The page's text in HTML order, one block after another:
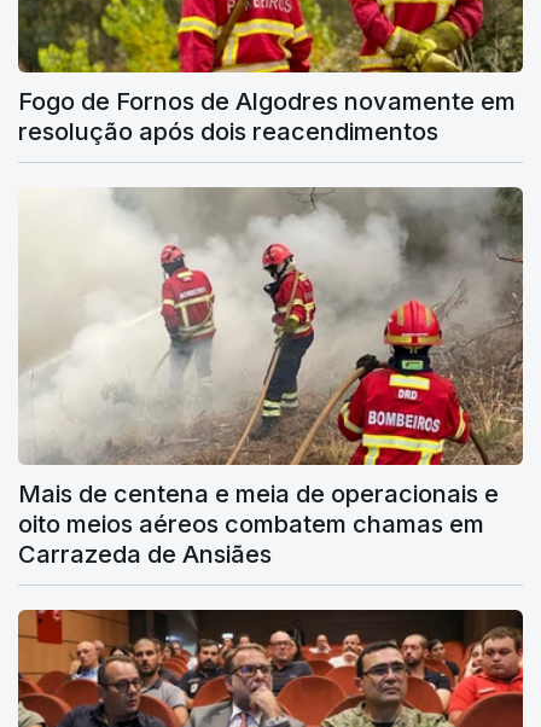
Fogo de Fornos de Algodres novamente em
resolução após dois reacendimentos
Mais de centena e meia de operacionais e
oito meios aéreos combatem chamas em
Carrazeda de Ansiães